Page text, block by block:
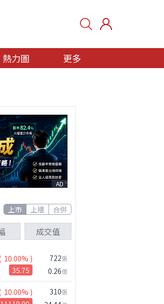
熱力圖 更多
AD
上市 上櫃 合併
成交值
10.00% )
35.75
722張
0.26億
10.00% ) 310張